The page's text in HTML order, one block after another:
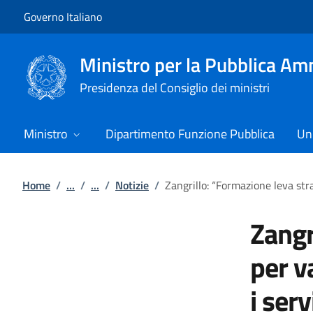
Governo Italiano
Ministro per la Pubblica
Presidenza del Consiglio dei ministri
Ministro Dipartimento Funzione Pubblica
Home / ... / ... / Notizie / Zangrillo: “Formazione leva
per
i